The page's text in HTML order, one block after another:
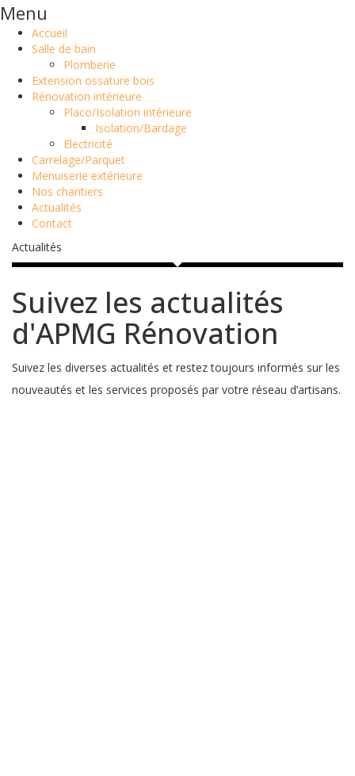
Menu
Accueil
Salle de bain
Plomberie
Extension ossature bois
Rénovation intérieure
Placo/Isolation intérieure
Isolation/Bardage
Electricité
Carrelage/Parquet
Menuiserie extérieure
Nos chantiers
Actualités
Contact
Actualités
Suivez les actualités
d'APMG Rénovation
Suivez les diverses actualités et restez toujours informés sur les
nouveautés et les services proposés par votre réseau d’artisans.